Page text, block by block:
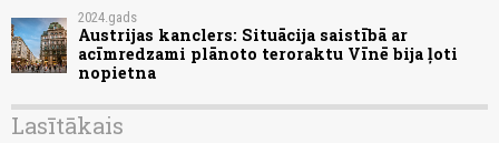
2024.gads
Austrijas kanclers: Situācija saistībā ar
acīmredzami plānoto teroraktu Vīnē bija ļoti
nopietna
Lasītākais